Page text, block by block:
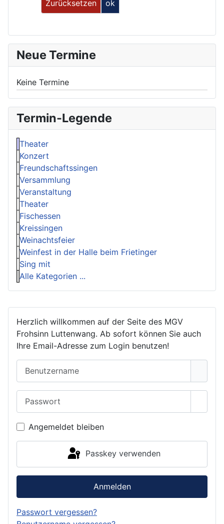
Herzlich willkommen auf der Seite des MGV
Frohsinn Luttenwang. Ab sofort können Sie auch
Ihre Email-Adresse zum Login benutzen!
Angemeldet bleiben
Passkey verwenden
Anmelden
Passwort vergessen?
Neue Termine
Keine Termine
Termin-Legende
Theater
Konzert
Freundschaftssingen
Versammlung
Veranstaltung
Theater
Fischessen
Kreissingen
Weinachtsfeier
Weinfest in der Halle beim Frietinger
Sing mit
Alle Kategorien ...